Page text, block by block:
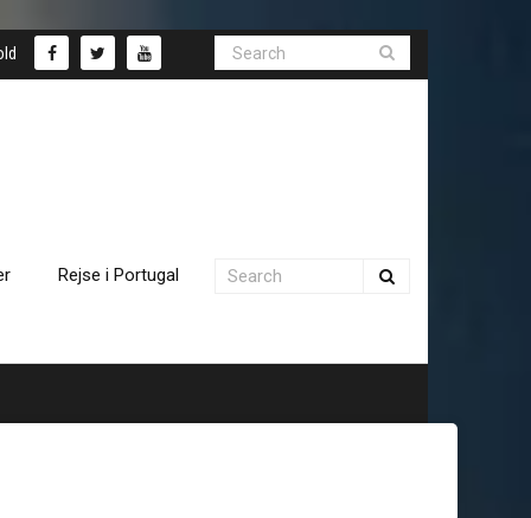
Rejse i Portugal